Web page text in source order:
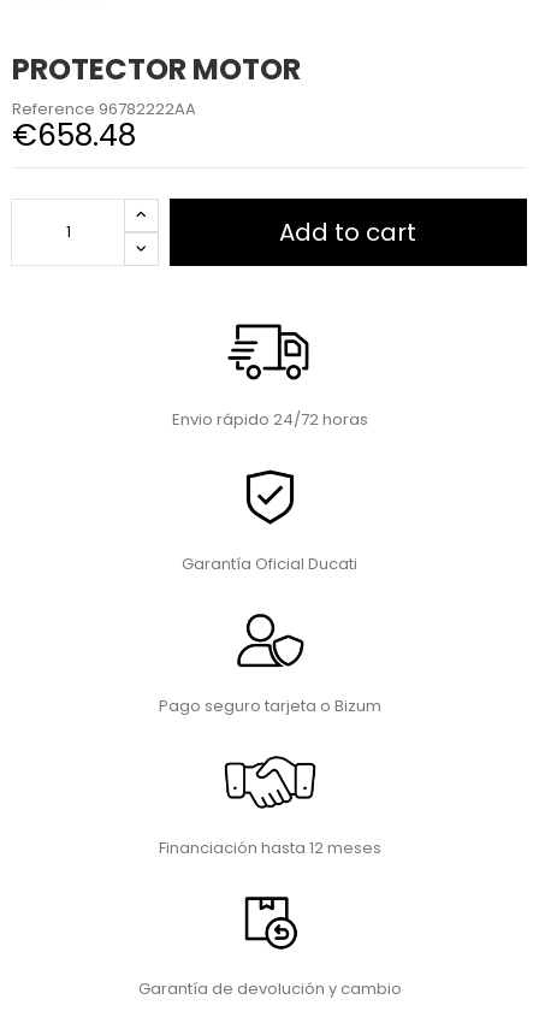
PROTECTOR MOTOR
Reference 96782222AA
€658.48
Add to cart
Envio rápido 24/72 horas
Garantía Oficial Ducati
Pago seguro tarjeta o Bizum
Financiación hasta 12 meses
Garantía de devolución y cambio